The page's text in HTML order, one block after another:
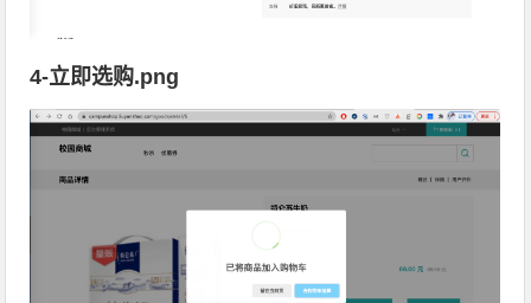
4-立即选购.png